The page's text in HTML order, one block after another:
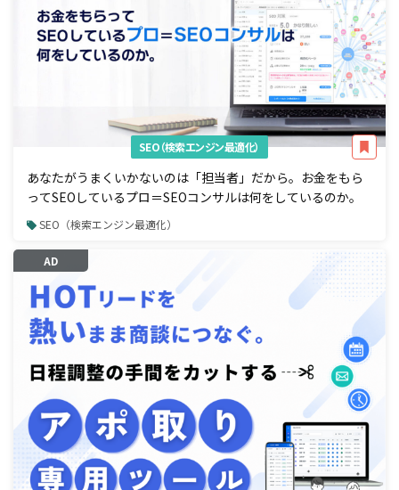
SEO（検索エンジン最適化）
あなたがうまくいかないのは「担当者」だから。お金をもら
ってSEOしているプロ＝SEOコンサルは何をしているのか。
SEO（検索エンジン最適化）
AD